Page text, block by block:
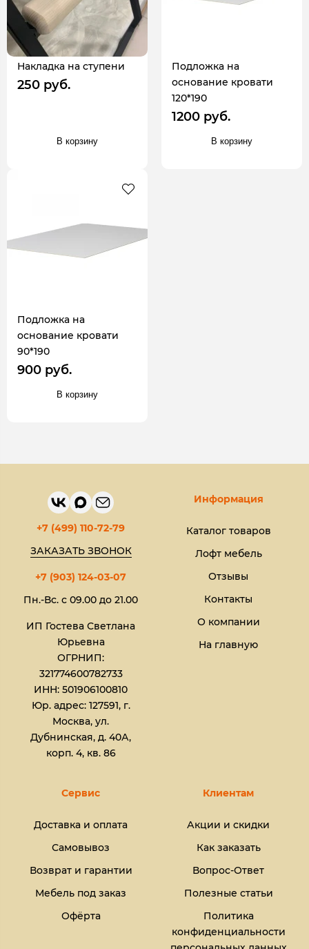
Накладка на ступени
250 руб.
В корзину
Подложка на
основание кровати
120*190
1200 руб.
В корзину
Подложка на
основание кровати
90*190
900 руб.
В корзину
+7 (499) 110-72-79
ЗАКАЗАТЬ ЗВОНОК
+7 (903) 124-03-07
Пн.-Вс. с 09.00 до 21.00
ИП Гостева Светлана
Юрьевна​
ОГРНИП:
321774600782733
ИНН: 501906100810
Юр. адрес: 127591, г.
Москва, ул.
Дубнинская, д. 40А,
корп. 4, кв. 86
Информация
Каталог товаров
Лофт мебель
Отзывы
Контакты
О компании
На главную
Сервис
Доставка и оплата
Самовывоз
Возврат и гарантии
Мебель под заказ
Офёрта
Клиентам
Акции и скидки
Как заказать
Вопрос-Ответ
Полезные статьи
Политика
конфиденциальности